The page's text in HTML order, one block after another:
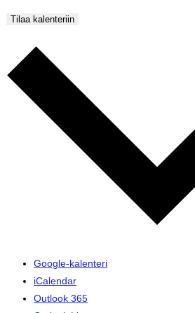
Tilaa kalenteriin
Google-kalenteri
iCalendar
Outlook 365